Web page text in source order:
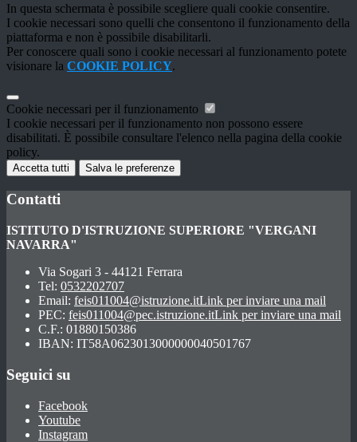
In questa schermata è possibile scegliere quali cookie consentire.
I cookie necessari sono quelli che consentono il funzionamento della
piattaforma e non è possibile disabilitarli.
Per conoscere quali sono i cookie necessari al funzionamento potete
visionare la COOKIE POLICY.
Cookie necessari per il funzionamento
I cookie necessari per il funzionamento non possono essere
disabilitati. È possibile consultare l'elenco nella pagina della cookie
policy.
Accetta tutti Salva le preferenze
Contatti
ISTITUTO D'ISTRUZIONE SUPERIORE "VERGANI
NAVARRA"
Via Sogari 3 - 44121 Ferrara
Tel: 0532202707
Email: feis011004@istruzione.itLink per inviare una mail
PEC: feis011004@pec.istruzione.itLink per inviare una mail
C.F.: 01880150386
IBAN: IT58A0623013000000040501767
Seguici su
Facebook
Youtube
Instagram